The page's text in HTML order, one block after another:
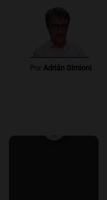
Por Adrián Simioni